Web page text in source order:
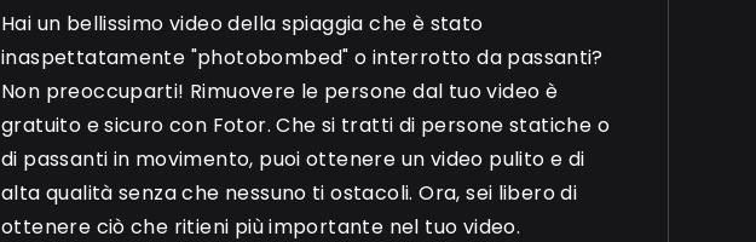
Hai un bellissimo video della spiaggia che è stato
inaspettatamente "photobombed" o interrotto da passanti?
Non preoccuparti! Rimuovere le persone dal tuo video è
gratuito e sicuro con Fotor. Che si tratti di persone statiche o
di passanti in movimento, puoi ottenere un video pulito e di
alta qualità senza che nessuno ti ostacoli. Ora, sei libero di
ottenere ciò che ritieni più importante nel tuo video.